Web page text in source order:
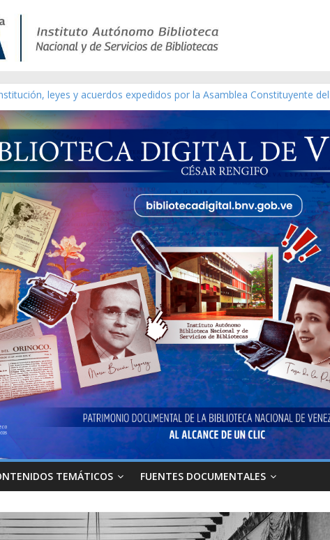
leyes y acuerdos expedidos por la Asamblea Constituyente
Parálisis [material gráfico]
Bor Sánchez [material gráfico]
Oficial de la República de Venezuela año CXXXIII Mes V, Caracas 09
temático de obras de Modesta Bor
TEMÁTICOS FUENTES DOCUMENTALES